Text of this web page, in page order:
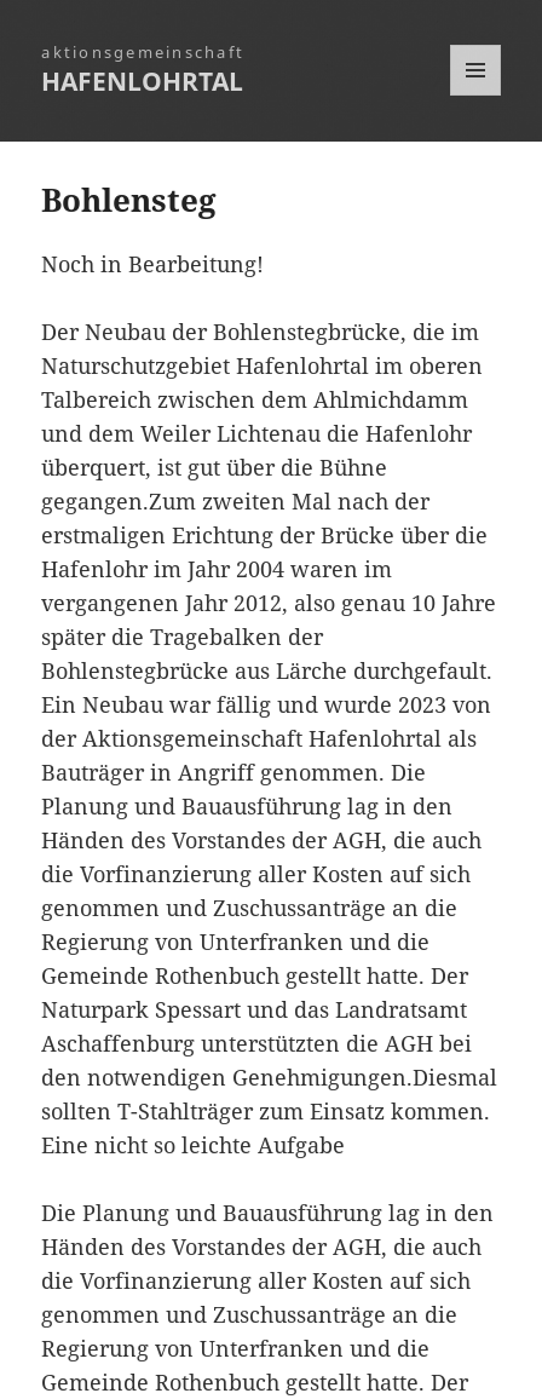
HAFENLOHRTAL
WIDGETS
Bohlensteg
Noch in Bearbeitung!
Der Neubau der Bohlenstegbrücke, die im
Naturschutzgebiet Hafenlohrtal im oberen
Talbereich zwischen dem Ahlmichdamm
und dem Weiler Lichtenau die Hafenlohr
überquert, ist gut über die Bühne
gegangen.Zum zweiten Mal nach der
erstmaligen Erichtung der Brücke über die
Hafenlohr im Jahr 2004 waren im
vergangenen Jahr 2012, also genau 10 Jahre
später die Tragebalken der
Bohlenstegbrücke aus Lärche durchgefault.
Ein Neubau war fällig und wurde 2023 von
der Aktionsgemeinschaft Hafenlohrtal als
Bauträger in Angriff genommen. Die
Planung und Bauausführung lag in den
Händen des Vorstandes der AGH, die auch
die Vorfinanzierung aller Kosten auf sich
genommen und Zuschussanträge an die
Regierung von Unterfranken und die
Gemeinde Rothenbuch gestellt hatte. Der
Naturpark Spessart und das Landratsamt
Aschaffenburg unterstützten die AGH bei
den notwendigen Genehmigungen.Diesmal
sollten T-Stahlträger zum Einsatz kommen.
Eine nicht so leichte Aufgabe
Die Planung und Bauausführung lag in den
Händen des Vorstandes der AGH, die auch
die Vorfinanzierung aller Kosten auf sich
genommen und Zuschussanträge an die
Regierung von Unterfranken und die
Gemeinde Rothenbuch gestellt hatte. Der